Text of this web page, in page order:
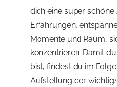
dich eine super
Erfahrungen,
Momente und Raum,
konzentrieren. Damit
bist, findest du im
Aufstellung der